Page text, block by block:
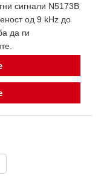
сигнали N5173B
од 9 kHz до
да ги